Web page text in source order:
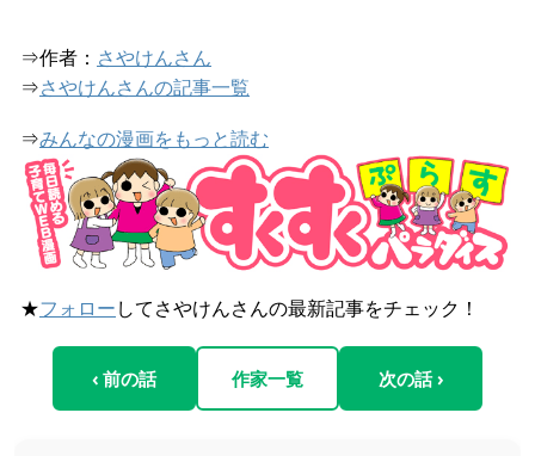
⇒作者： さやけんさん
⇒さやけんさんの記事一覧
⇒みんなの漫画をもっと読む
★フォロー してさやけんさんの最新記事をチェック！
‹ 前の話 作家一覧 次の話 ›